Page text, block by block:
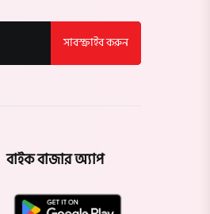
সাবস্ক্রাইব করুন
বাইক বাজার অ্যাপ